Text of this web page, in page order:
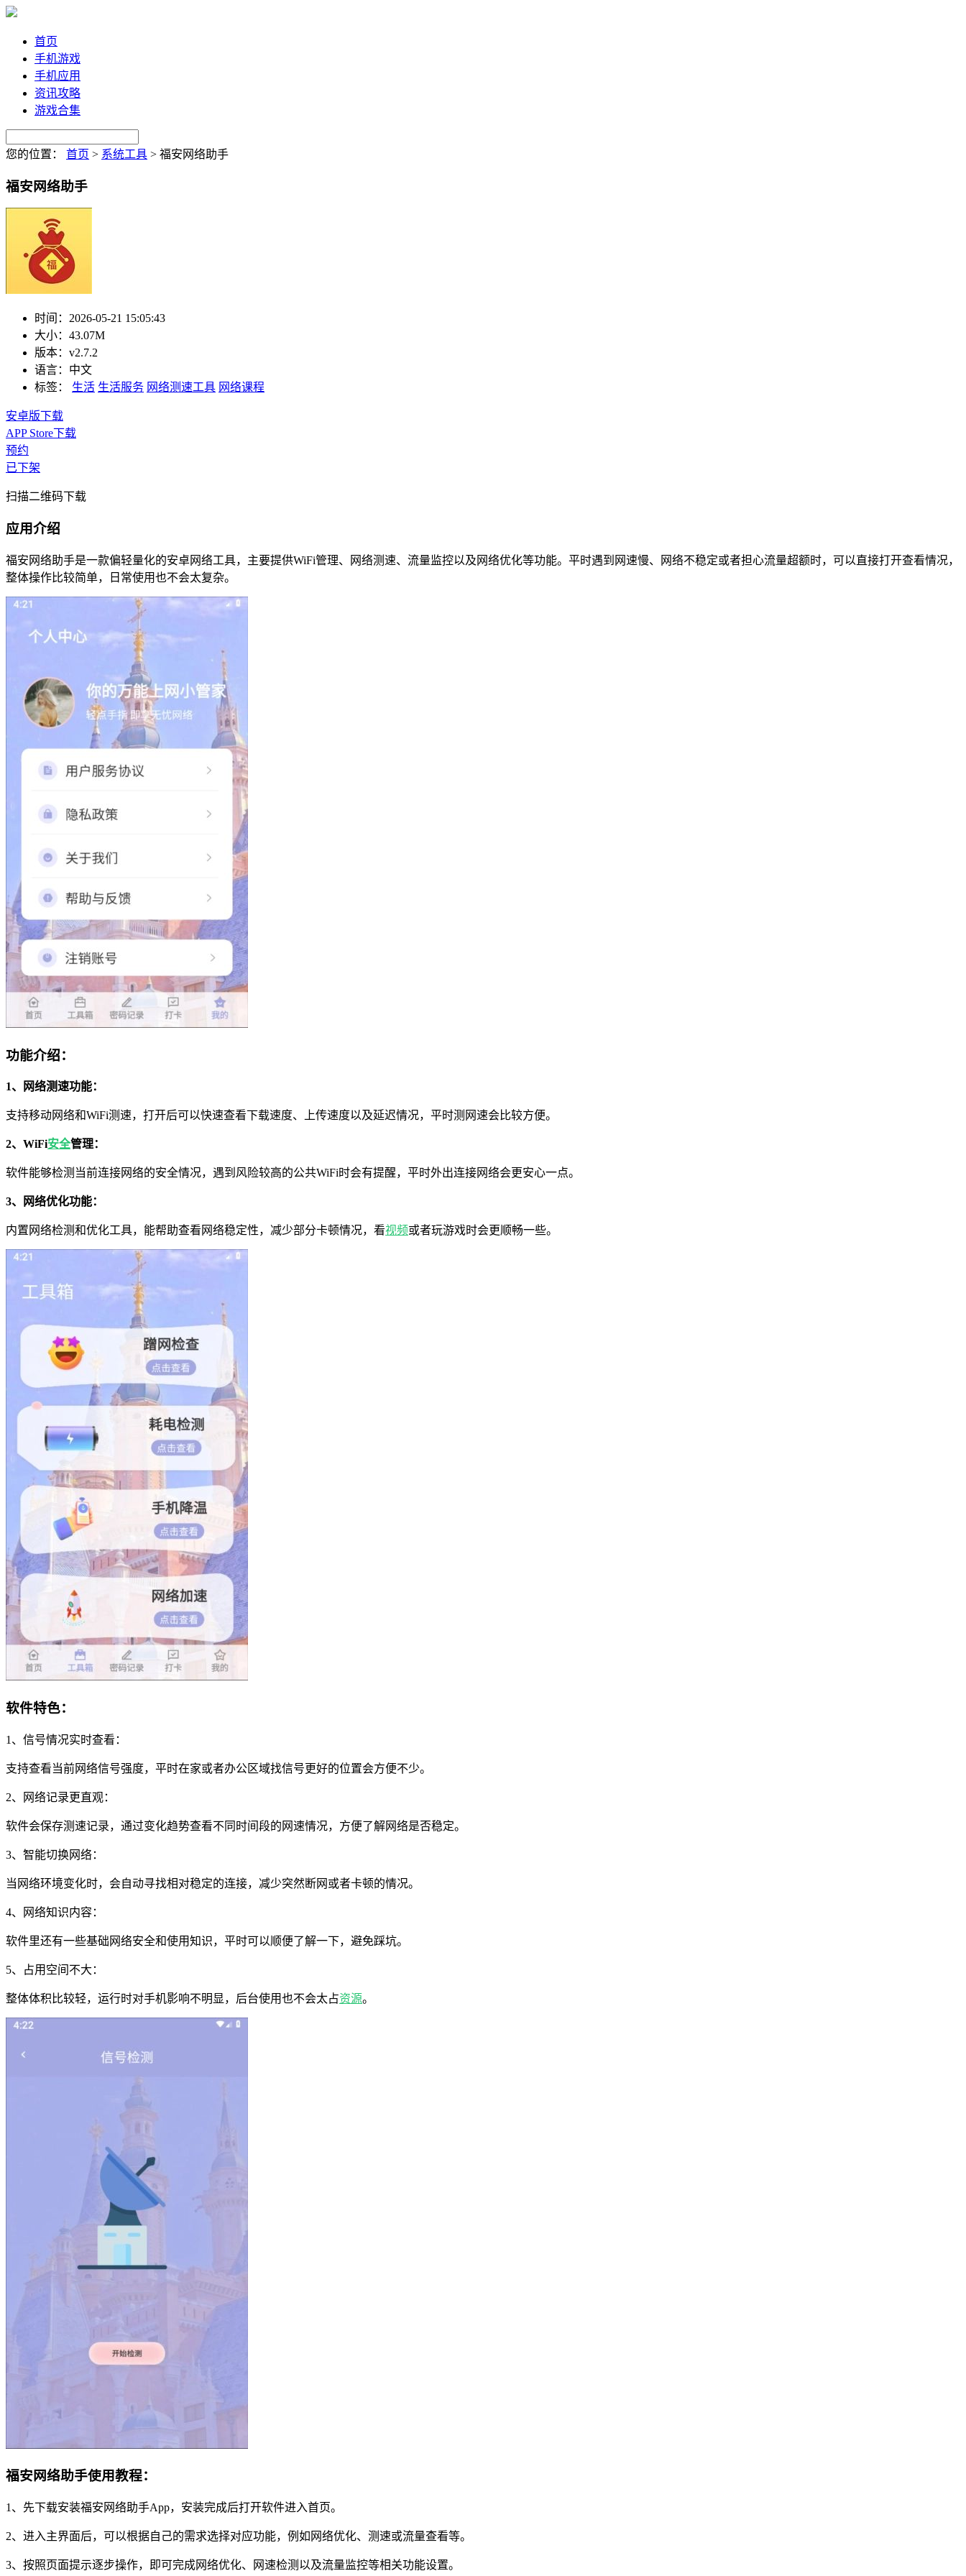
首页
手机游戏
手机应用
资讯攻略
游戏合集
您的位置： 首页 > 系统工具 > 福安网络助手
福安网络助手
时间： 2026-05-21 15:05:43
大小： 43.07M
版本： v2.7.2
语言： 中文
标签：
生活 生活服务 网络测速工具 网络课程
安卓版下载
APP Store下载
预约
已下架
扫描二维码下载
应用介绍
福安网络助手是一款偏轻量化的安卓网络工具，主要提供WiFi管理、网络测速、流量监控以及网络优化等功能。平时遇到网速慢、网络不稳定或者担心流量超额时，可以直接打开查看情况，
整体操作比较简单，日常使用也不会太复杂。
功能介绍：
1、网络测速功能：
支持移动网络和WiFi测速，打开后可以快速查看下载速度、上传速度以及延迟情况，平时测网速会比较方便。
2、WiFi安全管理：
软件能够检测当前连接网络的安全情况，遇到风险较高的公共WiFi时会有提醒，平时外出连接网络会更安心一点。
3、网络优化功能：
内置网络检测和优化工具，能帮助查看网络稳定性，减少部分卡顿情况，看视频或者玩游戏时会更顺畅一些。
软件特色：
1、信号情况实时查看：
支持查看当前网络信号强度，平时在家或者办公区域找信号更好的位置会方便不少。
2、网络记录更直观：
软件会保存测速记录，通过变化趋势查看不同时间段的网速情况，方便了解网络是否稳定。
3、智能切换网络：
当网络环境变化时，会自动寻找相对稳定的连接，减少突然断网或者卡顿的情况。
4、网络知识内容：
软件里还有一些基础网络安全和使用知识，平时可以顺便了解一下，避免踩坑。
5、占用空间不大：
整体体积比较轻，运行时对手机影响不明显，后台使用也不会太占资源。
福安网络助手使用教程：
1、先下载安装福安网络助手App，安装完成后打开软件进入首页。
2、进入主界面后，可以根据自己的需求选择对应功能，例如网络优化、测速或流量查看等。
3、按照页面提示逐步操作，即可完成网络优化、网速检测以及流量监控等相关功能设置。